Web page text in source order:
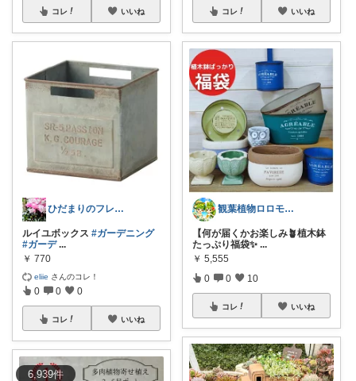
6,939件
コレ いいね
ひだまりのフレンチ🩷ガーデン
ルイユボックス #ガーデニング
#ガーデ ...
￥ 770
eliie さんのコレ！
0 0 0
コレ いいね
コレ いいね
観葉植物ロロモ🌿おしゃれ部屋
【何が届くかお楽しみ🪴植木鉢
たっぷり福袋✨ ...
￥ 5,555
0 0 10
コレ いいね